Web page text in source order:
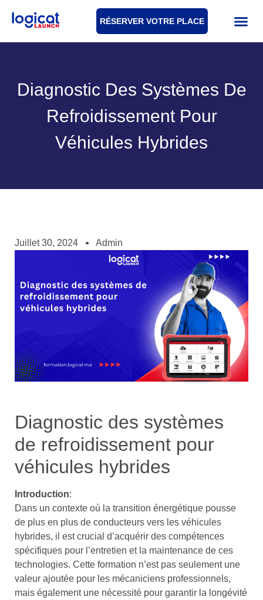
RÉSERVER VOTRE PLACE
Diagnostic Des Systèmes De
Refroidissement Pour
Véhicules Hybrides
Juillet 30, 2024 Admin
Diagnostic des systèmes
de refroidissement pour
véhicules hybrides
Introduction:
Dans un contexte où la transition énergétique pousse
de plus en plus de conducteurs vers les véhicules
hybrides, il est crucial d’acquérir des compétences
spécifiques pour l’entretien et la maintenance de ces
technologies. Cette formation n’est pas seulement une
valeur ajoutée pour les mécaniciens professionnels,
mais également une nécessité pour garantir la longévité